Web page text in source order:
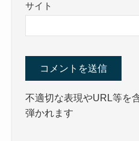
サイト
不適切な表現やURL等を
弾かれます